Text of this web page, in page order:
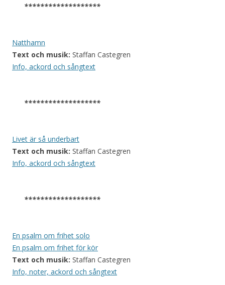
*******************
Natthamn
Text och musik: Staffan Castegren
Info, ackord och sångtext
*******************
Livet är så underbart
Text och musik: Staffan Castegren
Info, ackord och sångtext
*******************
En psalm om frihet solo
En psalm om frihet för kör
Text och musik: Staffan Castegren
Info, noter, ackord och sångtext